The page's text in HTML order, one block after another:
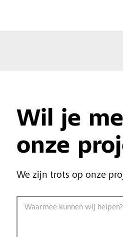
Wil je
onze
We zijn trots op onze
Waarmee kunnen wij helpen?